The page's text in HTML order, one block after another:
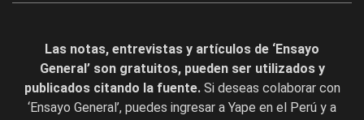
Las notas, entrevistas y artículos de ‘Ensayo
General’ son gratuitos, pueden ser utilizados y
publicados citando la fuente. Si deseas colaborar con
‘Ensayo General’, puedes ingresar a Yape en el Perú y a